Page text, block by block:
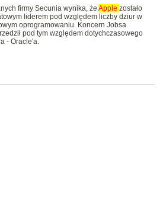
firmy Secunia wynika, że Apple zostało
liderem pod względem liczby dziur w
oprogramowaniu. Koncern Jobsa
pod tym względem dotychczasowego
- Oracle'a.